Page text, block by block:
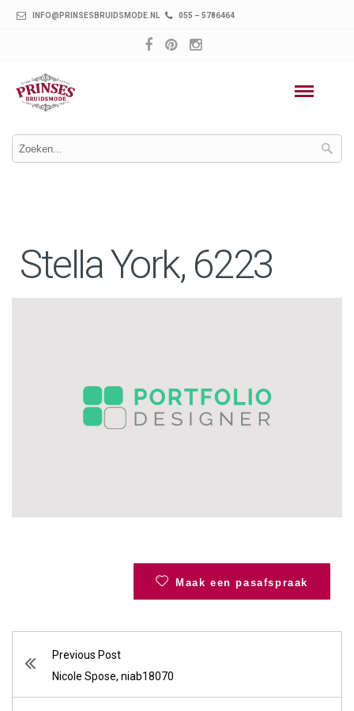
INFO@PRINSESBRUIDSMODE.NL 055 – 5786464
Stella York, 6223
Maak een pasafspraak
Previous Post
Nicole Spose, niab18070